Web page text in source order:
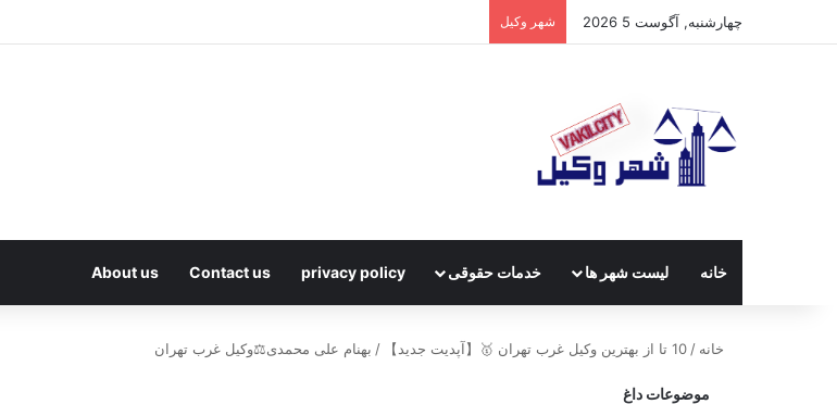
چهارشنبه, آگوست 5 2026 شهر وکیل
خانه لیست شهر ها خدمات حقوقی privacy policy
Contact us
About us
خانه / 10 تا از بهترین وکیل غرب تهران 🥇【آپدیت جدید】 / بهنام علی محمدی⚖️وکیل غرب تهران
موضوعات داغ